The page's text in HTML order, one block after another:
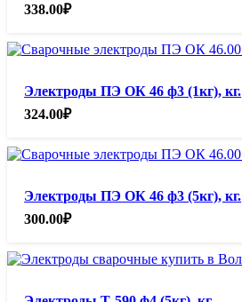
338.00₽
Электроды ПЭ ОК 46 ф3 (1кг), кг.
324.00₽
Электроды ПЭ ОК 46 ф3 (5кг), кг.
300.00₽